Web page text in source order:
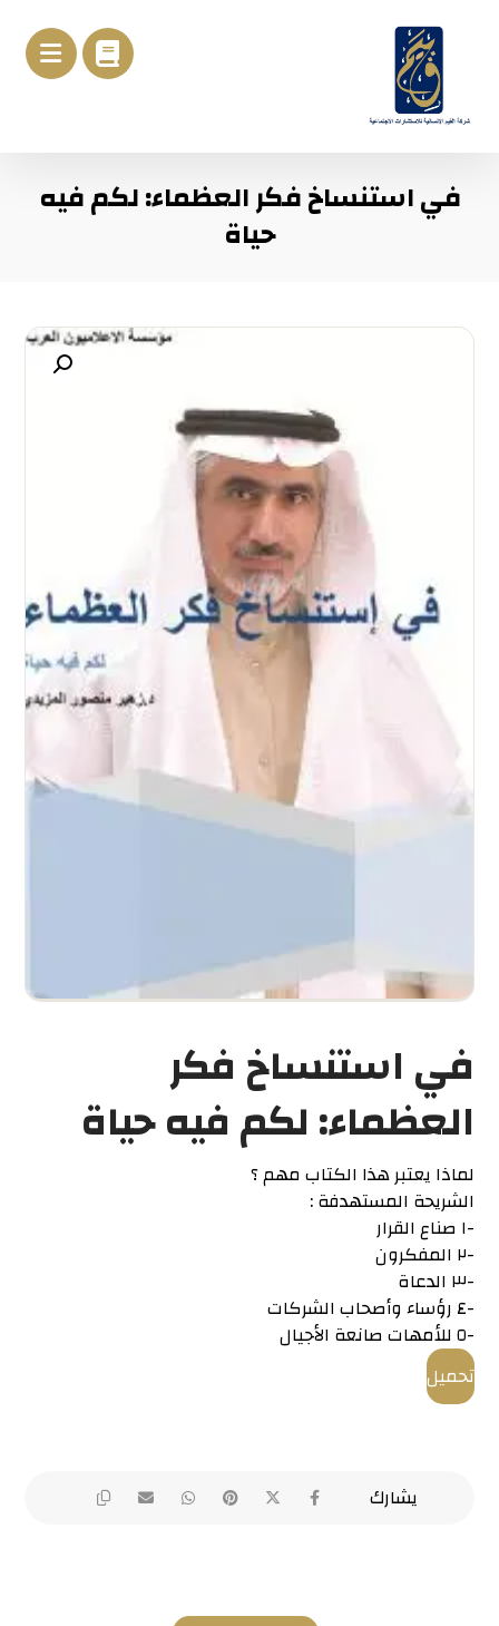
في استنساخ فكر العظماء: لكم فيه
حياة
في استنساخ فكر
العظماء: لكم فيه حياة
لماذا يعتبر هذا الكتاب مهم ؟
الشريحة المستهدفة :
-١ صناع القرار
-٢ المفكرون
-٣ الدعاة
-٤ رؤساء وأصحاب الشركات
-٥ للأمهات صانعة الأجيال
تحميل